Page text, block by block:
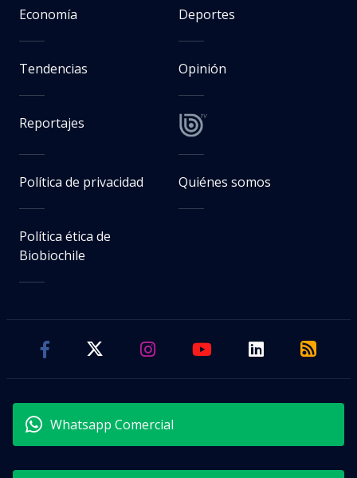
Economía Deportes
Tendencias Opinión
Reportajes
Política de privacidad Quiénes somos
Política ética de
Biobiochile
Whatsapp Comercial